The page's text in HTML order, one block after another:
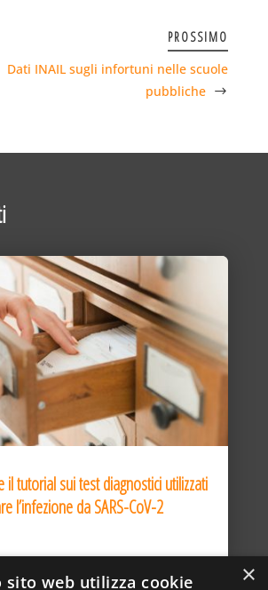
PROSSIMO
Dati INAIL sugli infortuni nelle scuole
pubbliche
il tutorial sui test diagnostici utilizzati
l’infezione da SARS-CoV-2
×
sito web utilizza cookie